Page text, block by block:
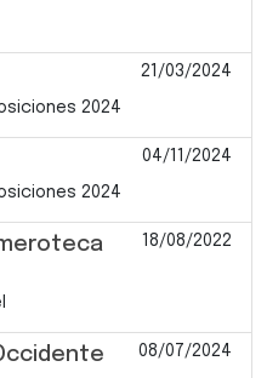
21/03/2024
2024
04/11/2024
2024
18/08/2022
08/07/2024